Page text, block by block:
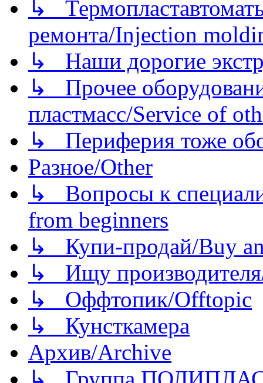
↳
ремонта/Injection
↳ Наши дорогие
↳ Прочее
пластмасс/Service of
↳ Периферия тоже
Разное/Other
↳ Вопросы к
from beginners
↳ Купи-продай/Buy
↳ Ищу
↳ Оффтопик/Offtopic
↳ Кунсткамера
Архив/Archive